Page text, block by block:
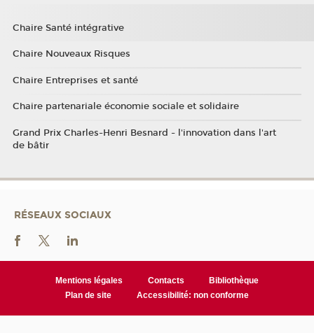
Chaire Santé intégrative
Chaire Nouveaux Risques
Chaire Entreprises et santé
Chaire partenariale économie sociale et solidaire
Grand Prix Charles-Henri Besnard - l'innovation dans l'art
de bâtir
RÉSEAUX SOCIAUX
Mentions légales Contacts
Bibliothèque
Plan de site
Accessibilité: non conforme